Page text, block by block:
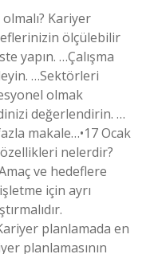
Kariyer
ölçülebilir
yapın. …Çalışma
…Sektörleri
olmak
değerlendirin. …
makale…•17 Ocak
özellikleri nelerdir?
ve hedeflere
için ayrı
planlamada en
planlamasının